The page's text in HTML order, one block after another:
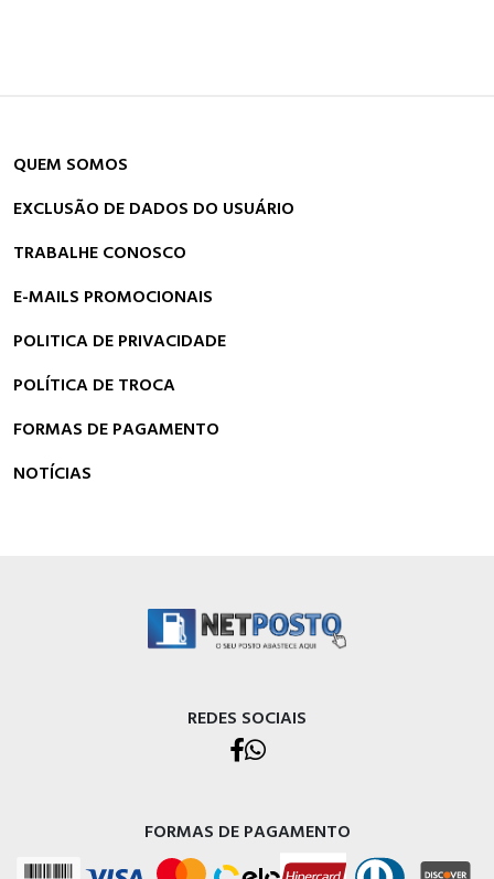
QUEM SOMOS
EXCLUSÃO DE DADOS DO USUÁRIO
TRABALHE CONOSCO
E-MAILS PROMOCIONAIS
POLITICA DE PRIVACIDADE
POLÍTICA DE TROCA
FORMAS DE PAGAMENTO
NOTÍCIAS
REDES SOCIAIS
FORMAS DE PAGAMENTO